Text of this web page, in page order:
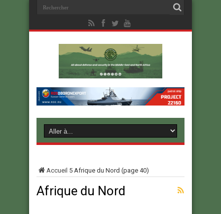
Accueil 5 Afrique du Nord (page 40)
Afrique du Nord